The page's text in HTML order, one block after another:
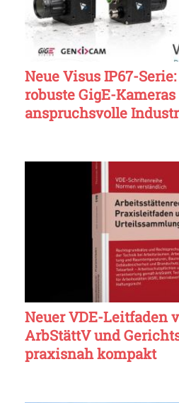
Neue Visus IP67-
robuste GigE-
anspruchsvolle
Neuer VDE-Leitfaden
ArbStättV und
praxisnah kompakt